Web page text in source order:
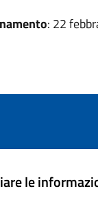
: 22
le